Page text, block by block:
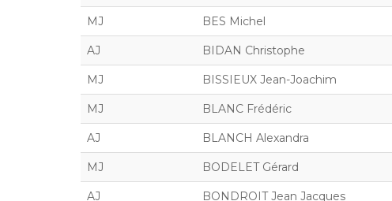
MJ BES Michel
AJ BIDAN Christophe
MJ BISSIEUX Jean-Joachim
MJ BLANC Frédéric
AJ BLANCH Alexandra
MJ BODELET Gérard
AJ BONDROIT Jean Jacques